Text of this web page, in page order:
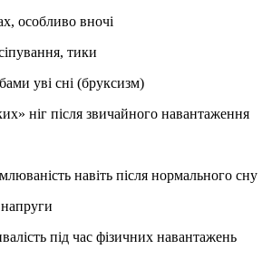
особливо вночі
тики
уві сні (бруксизм)
ніг після звичайного навантаження
навіть після нормального сну
під час фізичних навантажень